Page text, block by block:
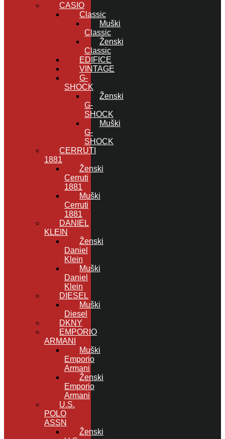
CASIO
Classic
Muški
Classic
Ženski
Classic
EDIFICE
VINTAGE
G-
SHOCK
Ženski
G-
SHOCK
Muški
G-
SHOCK
CERRUTI
1881
Ženski
Cerruti
1881
Muški
Cerruti
1881
DANIEL
KLEIN
Ženski
Daniel
Klein
Muški
Daniel
Klein
DIESEL
Muški
Diesel
DKNY
EMPORIO
ARMANI
Muški
Emporio
Armani
Ženski
Emporio
Armani
U.S.
POLO
ASSN
Ženski